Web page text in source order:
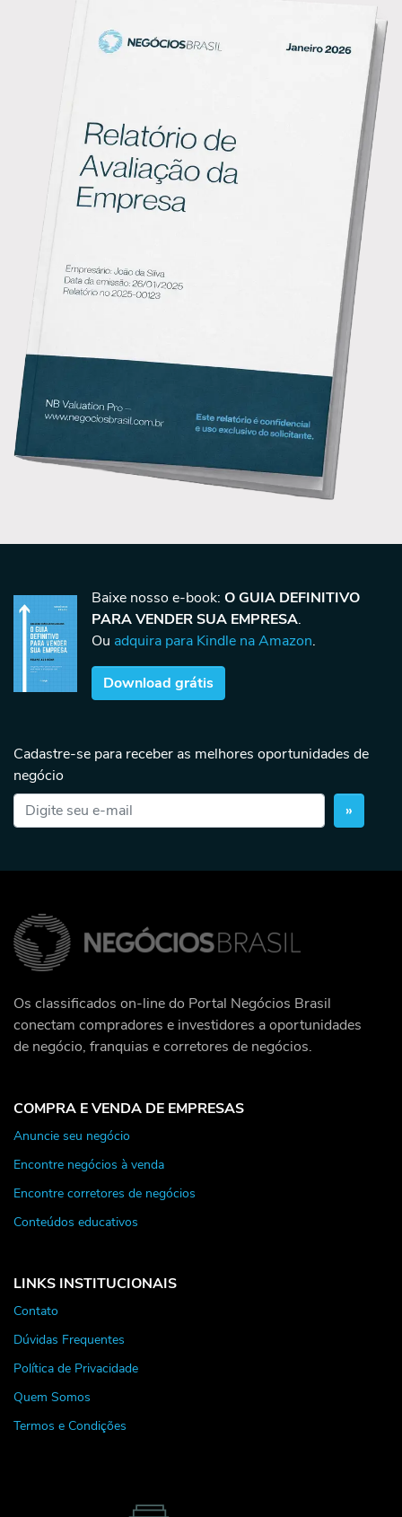
Baixe nosso e-book: O GUIA DEFINITIVO
PARA VENDER SUA EMPRESA.
Ou adquira para Kindle na Amazon.
Download grátis
Cadastre-se para receber as melhores oportunidades de
negócio
»
Os classificados on-line do Portal Negócios Brasil
conectam compradores e investidores a oportunidades
de negócio, franquias e corretores de negócios.
COMPRA E VENDA DE EMPRESAS
Anuncie seu negócio
Encontre negócios à venda
Encontre corretores de negócios
Conteúdos educativos
LINKS INSTITUCIONAIS
Contato
Dúvidas Frequentes
Política de Privacidade
Quem Somos
Termos e Condições